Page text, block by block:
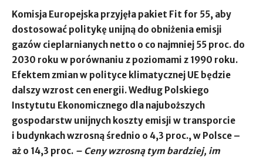
Komisja Europejska przyjęła pakiet Fit for 55, aby
dostosować politykę unijną do obniżenia emisji
gazów cieplarnianych netto o co najmniej 55 proc. do
2030 roku w porównaniu z poziomami z 1990 roku.
Efektem zmian w polityce klimatycznej UE będzie
dalszy wzrost cen energii. Według Polskiego
Instytutu Ekonomicznego dla najuboższych
gospodarstw unijnych koszty emisji w transporcie
i budynkach wzrosną średnio o 4,3 proc., w Polsce –
aż o 14,3 proc. – Ceny wzrosną tym bardziej, im